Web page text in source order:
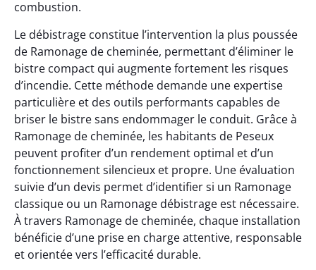
combustion.
Le débistrage constitue l’intervention la plus poussée
de Ramonage de cheminée, permettant d’éliminer le
bistre compact qui augmente fortement les risques
d’incendie. Cette méthode demande une expertise
particulière et des outils performants capables de
briser le bistre sans endommager le conduit. Grâce à
Ramonage de cheminée, les habitants de Peseux
peuvent profiter d’un rendement optimal et d’un
fonctionnement silencieux et propre. Une évaluation
suivie d’un devis permet d’identifier si un Ramonage
classique ou un Ramonage débistrage est nécessaire.
À travers Ramonage de cheminée, chaque installation
bénéficie d’une prise en charge attentive, responsable
et orientée vers l’efficacité durable.